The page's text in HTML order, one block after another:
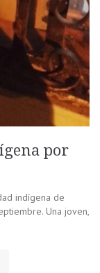
por
indígena de
Una joven,